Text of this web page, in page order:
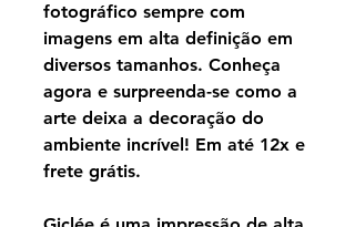
fotográfico sempre com
imagens em alta definição em
diversos tamanhos. Conheça
agora e surpreenda-se como a
arte deixa a decoração do
ambiente incrível! Em até 12x e
frete grátis.